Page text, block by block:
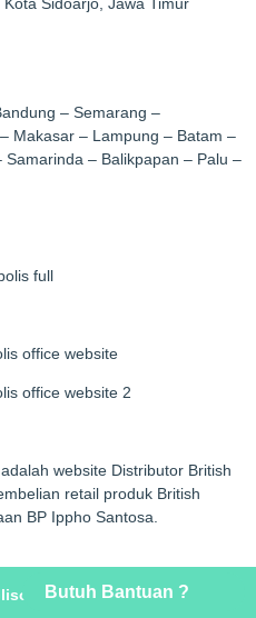
– Semarang –
Makasar – Lampung – Batam –
– Balikpapan – Palu –
website Distributor British
retail produk British
BP Ippho Santosa.
Butuh Bantuan ?